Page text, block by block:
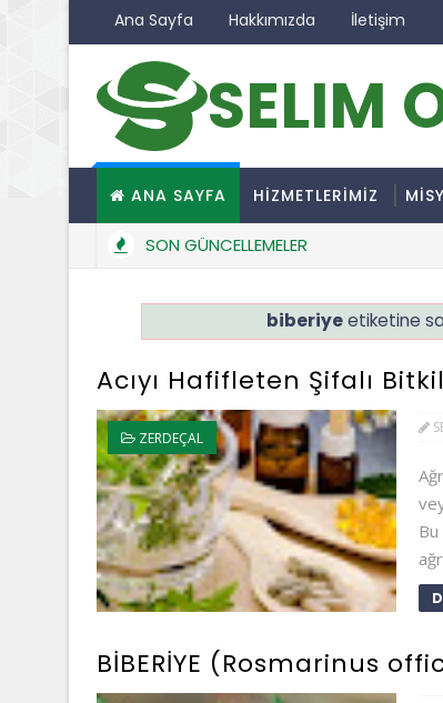
Ana Sayfa Hakkımızda İletişim
SELIM
ANA SAYFA HİZMETLERİMİZ
SON GÜNCELLEMELER
biberiyeetiketine
Acıyı Hafifleten Şifalı
ZERDEÇAL
BİBERİYE (Rosmarinus